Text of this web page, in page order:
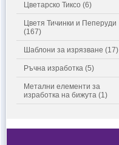
Цветарско Тиксо (6)
Цветя Тичинки и Пеперуди
(167)
Шаблони за изрязване (17)
Ръчна изработка (5)
Метални елементи за
изработка на бижута (1)